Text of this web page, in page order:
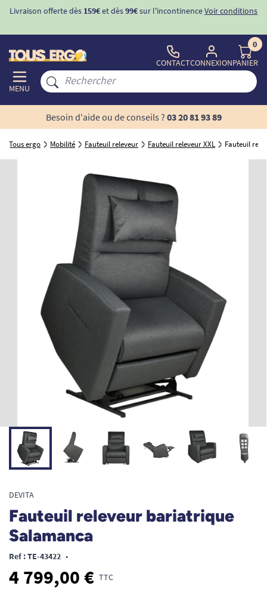
Livraison offerte dès 159€et dès99€sur l'incontinenceVoir conditions
MENU
CONTACTCONNEXION
0
PANIER
Besoin d'aide ou de conseils ? 03 20 81 93 89
Tous ergo Mobilité Fauteuil releveur Fauteuil releveur XXL Fauteuil
DEVITA
Fauteuil releveur bariatrique
Salamanca
Ref : TE-43422 •
4 799,00 € TTC